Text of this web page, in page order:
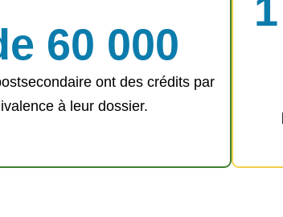
60 000
ont des crédits par
à leur dossier.